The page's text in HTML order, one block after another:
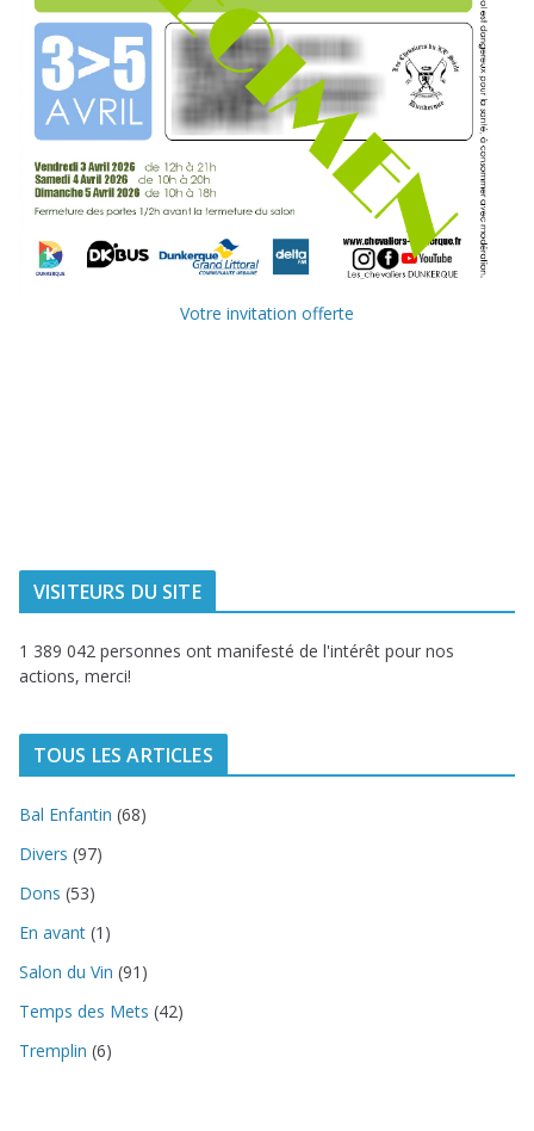
Votre invitation offerte
VISITEURS DU SITE
1 389 042 personnes ont manifesté de l'intérêt pour nos
actions, merci!
TOUS LES ARTICLES
Bal Enfantin (68)
Divers (97)
Dons (53)
En avant (1)
Salon du Vin (91)
Temps des Mets (42)
Tremplin (6)